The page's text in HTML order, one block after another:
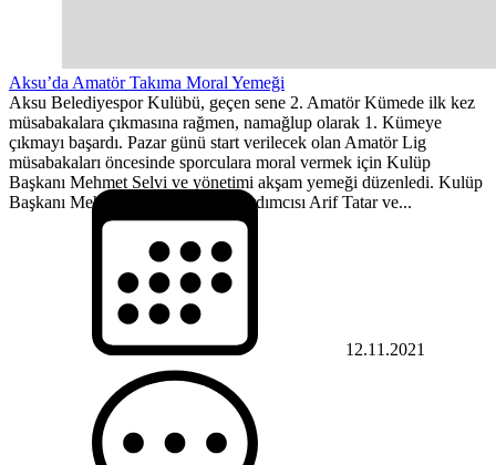
Aksu’da Amatör Takıma Moral Yemeği
Aksu Belediyespor Kulübü, geçen sene 2. Amatör Kümede ilk kez
müsabakalara çıkmasına rağmen, namağlup olarak 1. Kümeye
çıkmayı başardı. Pazar günü start verilecek olan Amatör Lig
müsabakaları öncesinde sporculara moral vermek için Kulüp
Başkanı Mehmet Selvi ve yönetimi akşam yemeği düzenledi. Kulüp
Başkanı Mehmet Selvi, Başkan Yardımcısı Arif Tatar ve...
12.11.2021